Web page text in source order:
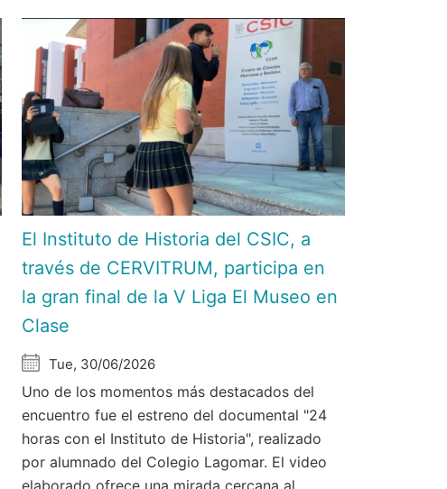
El Instituto de Historia del CSIC, a
través de CERVITRUM, participa en
la gran final de la V Liga El Museo en
Clase
Tue, 30/06/2026
Uno de los momentos más destacados del
encuentro fue el estreno del documental "24
horas con el Instituto de Historia", realizado
por alumnado del Colegio Lagomar. El video
elaborado ofrece una mirada cercana al